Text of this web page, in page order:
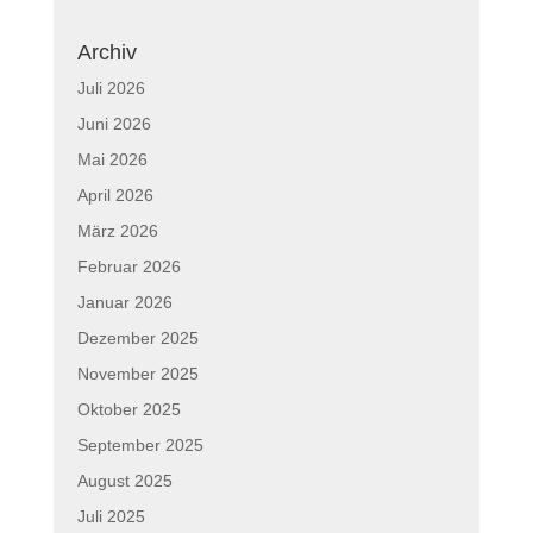
Archiv
Juli 2026
Juni 2026
Mai 2026
April 2026
März 2026
Februar 2026
Januar 2026
Dezember 2025
November 2025
Oktober 2025
September 2025
August 2025
Juli 2025